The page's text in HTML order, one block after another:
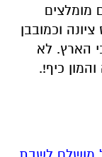
מומלצים
וכמובבן
הארץ. לא
כיף!.